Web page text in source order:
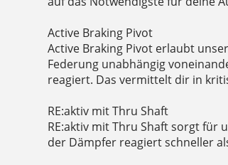
Active Braking Pivot
Active Braking Pivot erlaubt
Federung unabhängig
reagiert. Das vermittelt dir in
RE:aktiv mit Thru Shaft
RE:aktiv mit Thru Shaft sorgt für
der Dämpfer reagiert schneller